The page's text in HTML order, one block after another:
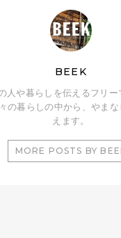
BEEK
人や暮らしを伝えるフリ
の暮らしの中から、やまな
えます。
MORE POSTS BY